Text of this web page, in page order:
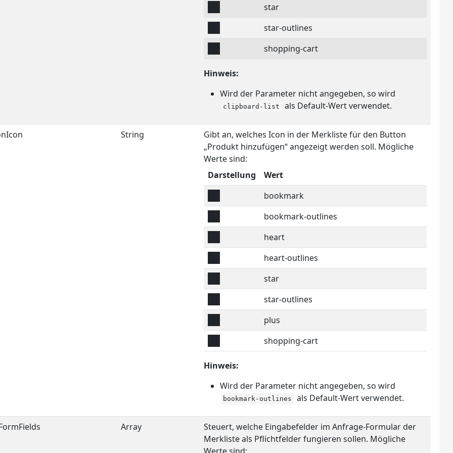
star
star-outlines
shopping-cart
Hinweis:
Wird der Parameter nicht angegeben, so wird
clipboard-list als Default-Wert verwendet.
String
Gibt an, welches Icon in der Merkliste für den Button
„Produkt hinzufügen“ angezeigt werden soll. Mögliche
Werte sind:
Darstellung
Wert
bookmark
bookmark-outlines
heart
heart-outlines
star
star-outlines
plus
shopping-cart
Hinweis:
Wird der Parameter nicht angegeben, so wird
bookmark-outlines als Default-Wert verwendet.
Array
Steuert, welche Eingabefelder im Anfrage-Formular der
Merkliste als Pflichtfelder fungieren sollen. Mögliche